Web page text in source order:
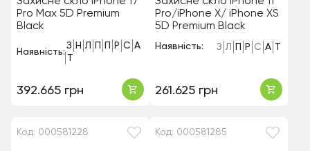
Pro Max 5D Premium
Black
Наявність:
З Н Л П П Р С А
Т
392.665 грн
Pro/iPhone X/ iPhone XS
5D Premium Black
Наявність: З Л П Р С А Т
261.625 грн
Код: 000581228 Код: 000581285